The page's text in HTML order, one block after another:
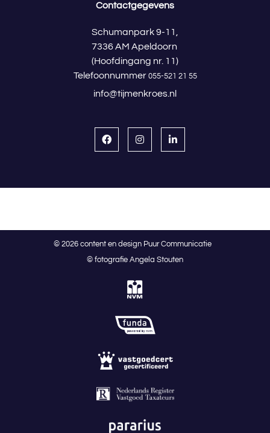
Contactgegevens
Schumanpark 9-11,
7336 AM Apeldoorn
(Hoofdingang nr. 11)
Telefoonnummer 055-521 21 55
info@tijmenkroes.nl
© 2026 content en design Puur Communicatie
© fotografie Angela Stouten